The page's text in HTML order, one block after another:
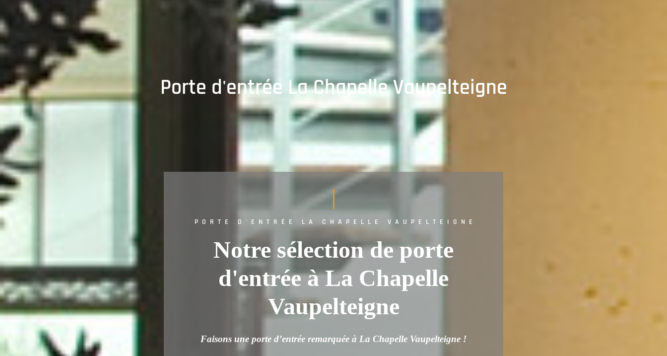
Porte d'entrée La Chapelle Vaupelteigne
PORTE D'ENTRÉE LA CHAPELLE VAUPELTEIGNE
Notre sélection de porte
d'entrée à La Chapelle
Vaupelteigne
Faisons une porte d’entrée remarquée à La Chapelle Vaupelteigne !